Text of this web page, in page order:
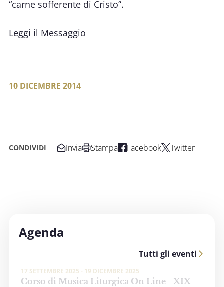
“carne sofferente di Cristo”.
Leggi il Messaggio
10 DICEMBRE 2014
CONDIVIDI Invia Stampa Facebook Twitter
Agenda
Tutti gli eventi
17 SETTEMBRE 2025 - 19 DICEMBRE 2025
Corso di Musica Liturgica On Line - XIX